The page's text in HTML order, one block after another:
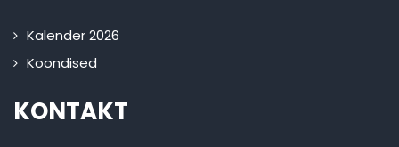
Kalender 2026
Koondised
KONTAKT